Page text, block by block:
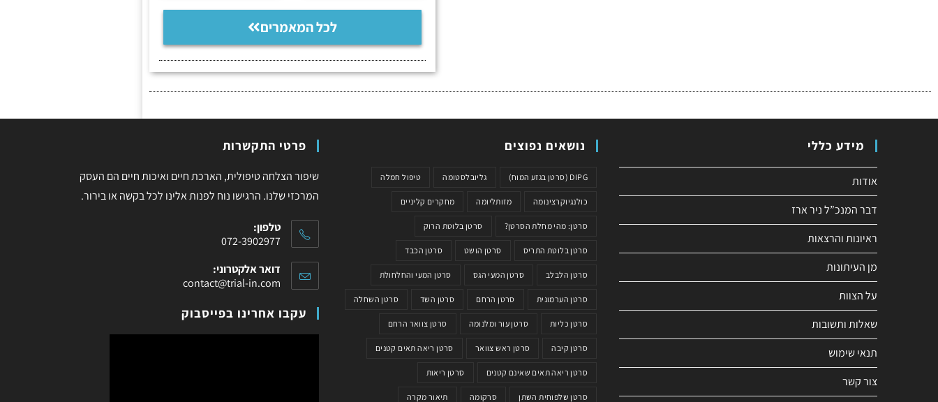
לכל המאמרים
מידע כללי
אודות
דבר המנכ”ל ניר ארז
ראיונות והרצאות
מן העיתונות
על הצוות
שאלות ותשובות
תנאי שימוש
צור קשר
נושאים נפוצים
DIPG (סרטן בגזע המוח) גליובלסטומה טיפול חמלה
כולנגיוקרצינומה מזותליומה מחקרים קליניים
סרטן: מהי מחלת הסרטן? סרטן בלוטת הרוק
סרטן בלוטת התריס סרטן הושט סרטן הכבד
סרטן הלבלב סרטן המעי הגס סרטן המעי והחלחולת
סרטן הערמונית סרטן הרחם סרטן השד סרטן השחלה
סרטן כליות סרטן עור ומלנומה סרטן צוואר הרחם
סרטן קיבה סרטן ראש צוואר סרטן ריאה תאים קטנים
סרטן ריאה תאים שאינם קטנים סרטן ריאות
סרטן שלפוחית השתן סרקומה תיאור מקרה
פרטי התקשרות
שיפור הצלחה טיפולית, הארכת חיים ואיכות חיים הם העסק
המרכזי שלנו. הרגישו נוח לפנות אלינו לכל בקשה או בירור.
טלפון:
072-3902977
דואר אלקטרוני:
contact@trial-in.com
עקבו אחרינו בפייסבוק